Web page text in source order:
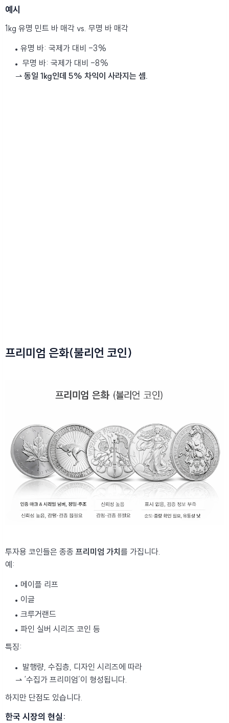
예시
1kg 유명 민트 바 매각 vs. 무명 바 매각
유명 바: 국제가 대비 -3%
무명 바: 국제가 대비 -8%
⇀ 동일 1kg인데 5% 차익이 사라지는 셈.
프리미엄 은화(불리언 코인)
투자용 코인들은 종종 프리미엄 가치 를 가집니다.
예:
메이플 리프
이글
크루거랜드
파인 실버 시리즈 코인 등
특징:
발행량, 수집층, 디자인 시리즈에 따라
⇀ ‘수집가 프리미엄’이 형성됩니다.
하지만 단점도 있습니다.
한국 시장의 현실: